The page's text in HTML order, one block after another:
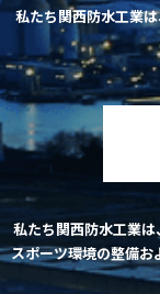
私たち関西防水工業
私たち関西防水工業は
スポーツ環境の整備お